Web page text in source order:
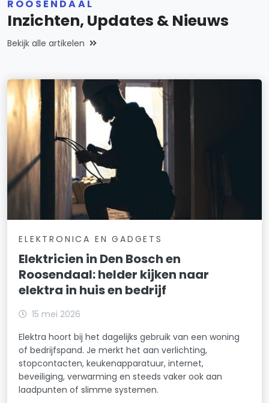
ROOSENDAAL
Inzichten, Updates & Nieuws
Bekijk alle artikelen
ELEKTRONICA EN GADGETS
Elektricien in Den Bosch en
Roosendaal: helder kijken naar
elektra in huis en bedrijf
15 mei 2026
Elektra hoort bij het dagelijks gebruik van een woning
of bedrijfspand. Je merkt het aan verlichting,
stopcontacten, keukenapparatuur, internet,
beveiliging, verwarming en steeds vaker ook aan
laadpunten of slimme systemen.